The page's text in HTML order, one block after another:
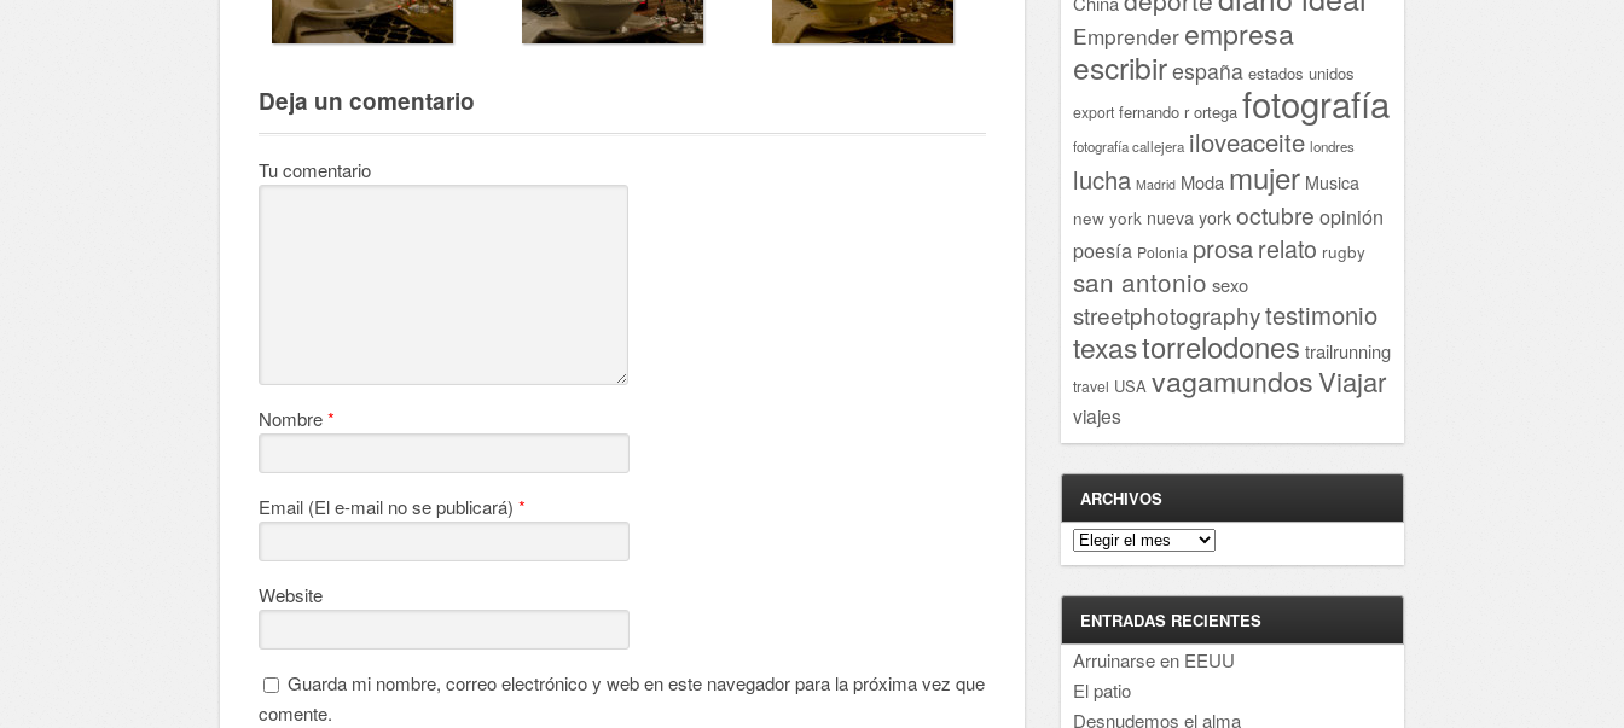
Deja un comentario
Tu comentario
Nombre*
Email (El e-mail no se publicará) *
Website
Guarda mi nombre, correo electrónico y web en este navegador para la próxima vez que
comente.
Emprender empresa
escribirespaña estados unidos
export fernando r ortega fotografía
fotografía callejera iloveaceite londres
lucha Madrid Moda mujer Musica
new york nueva york octubre opinión
poesía Polonia prosarelato rugby
san antonio sexo
streetphotographytestimonio
texastorrelodones trailrunning
travel USA vagamundosViajar
viajes
ARCHIVOS
Archivos
ENTRADAS RECIENTES
Arruinarse en EEUU
El patio
Desnudemos el alma